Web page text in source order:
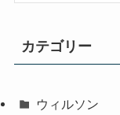
カテゴリー
ウィルソン